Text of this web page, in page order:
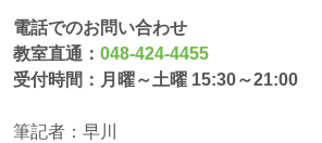
電話でのお問い合わせ
教室直通： 048-424-4455
受付時間：月曜～土曜 15:30～21:00
筆記者：早川